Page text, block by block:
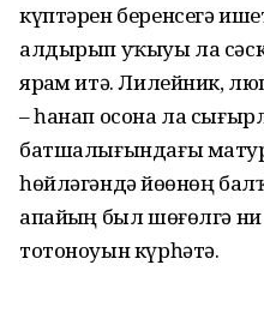
күптәрен беренсегә
алдырып уҡыуы ла
ярҙам итә. Лилейник,
– һанап осона ла
батшалығындағы
һөйләгәндә йөҙөнөң
апайҙың был шөғөлгә
тотоноуын күрһәтә.